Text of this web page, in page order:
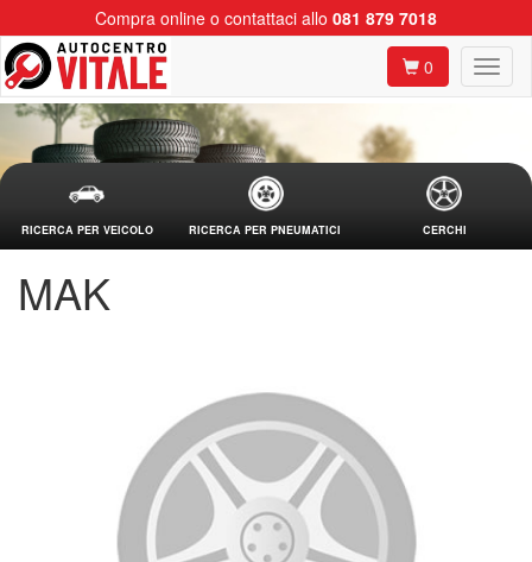
Compra online o contattaci allo 081 879 7018
0
RICERCA PER VEICOLO RICERCA PER PNEUMATICI CERCHI
MAK